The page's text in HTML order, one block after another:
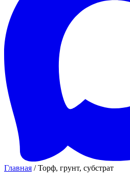
Главная / Торф, грунт, субстрат